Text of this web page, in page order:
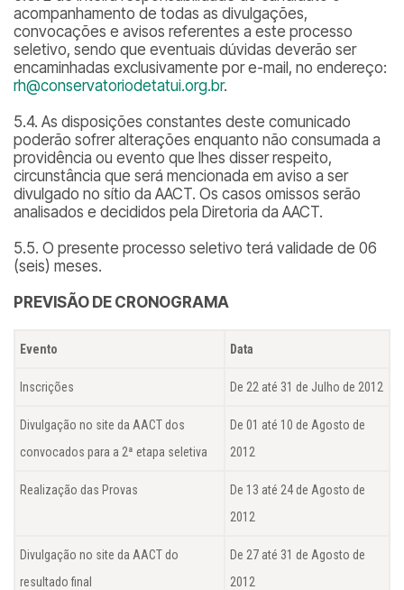
acompanhamento de todas as divulgações,
convocações e avisos referentes a este processo
seletivo, sendo que eventuais dúvidas deverão ser
encaminhadas exclusivamente por e-mail, no endereço:
rh@conservatoriodetatui.org.br.
5.4. As disposições constantes deste comunicado
poderão sofrer alterações enquanto não consumada a
providência ou evento que lhes disser respeito,
circunstância que será mencionada em aviso a ser
divulgado no sítio da AACT. Os casos omissos serão
analisados e decididos pela Diretoria da AACT.
5.5. O presente processo seletivo terá validade de 06
(seis) meses.
PREVISÃO DE CRONOGRAMA
Evento Data
Inscrições De 22 até 31 de Julho de 2012
Divulgação no site da AACT dos
convocados para a 2ª etapa seletiva
De 01 até 10 de Agosto de
2012
Realização das Provas
De 13 até 24 de Agosto de
2012
Divulgação no site da AACT do
resultado final
De 27 até 31 de Agosto de
2012